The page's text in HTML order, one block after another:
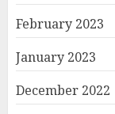
February 2023
January 2023
December 2022